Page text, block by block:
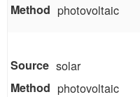
photovoltaic
solar
photovoltaic